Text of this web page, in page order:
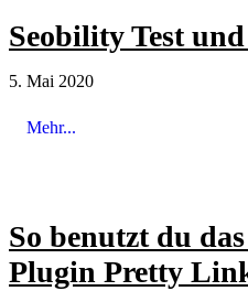
Seobility Test
5. Mai 2020
Mehr...
So benutzt du
Plugin Pretty